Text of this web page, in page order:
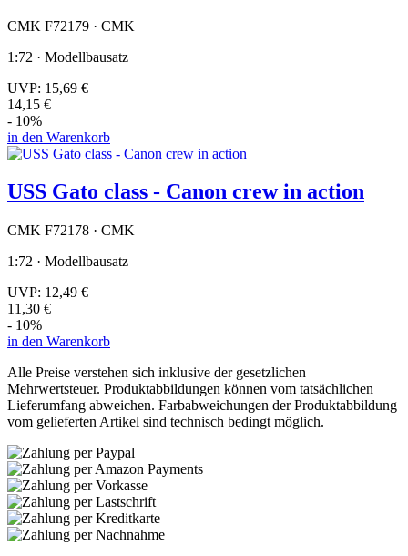
CMK F72179 · CMK
1:72 · Modellbausatz
UVP: 15,69 €
14,15 €
- 10%
in den Warenkorb
USS Gato class - Canon crew in action
CMK F72178 · CMK
1:72 · Modellbausatz
UVP: 12,49 €
11,30 €
- 10%
in den Warenkorb
Alle Preise verstehen sich inklusive der gesetzlichen
Mehrwertsteuer. Produktabbildungen können vom tatsächlichen
Lieferumfang abweichen. Farbabweichungen der Produktabbildung
vom gelieferten Artikel sind technisch bedingt möglich.